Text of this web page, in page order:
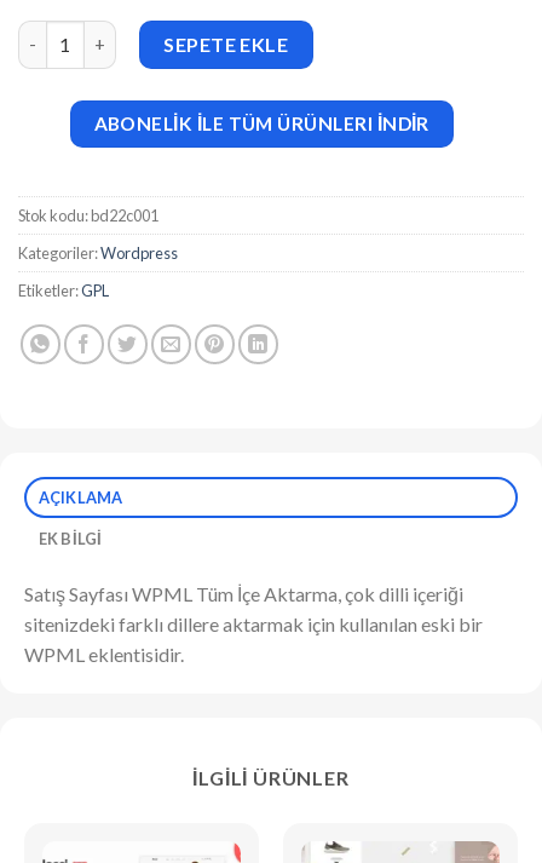
WPML All Import v2.3.2 adet
SEPETE EKLE
ABONELİK İLE TÜM ÜRÜNLERI İNDİR
Stok kodu:bd22c001
Kategoriler:Wordpress
Etiketler:GPL
AÇIKLAMA
EK BILGI
Satış Sayfası WPML Tüm İçe Aktarma, çok dilli içeriği
sitenizdeki farklı dillere aktarmak için kullanılan eski bir
WPML eklentisidir.
İLGILI ÜRÜNLER